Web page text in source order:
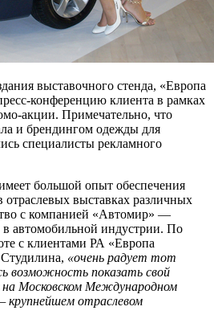
выставочного стенда, «Европа
конференцию клиента в рамках
акции. Примечательно, что
и брендингом одежды для
специалисты рекламного
большой опыт обеспечения
отраслевых выставках различных
с компанией «Автомир» —
в автомобильной индустрии. По
с клиентами РА «Европа
«очень радует тот
возможность показать свой
на Московском Международном
отраслевом